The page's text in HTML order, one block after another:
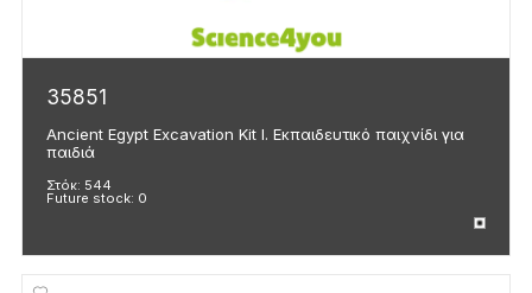
35851
Ancient Egypt Excavation Kit I. Εκπαιδευτικό παιχνίδι για
παιδιά
Στόκ: 544
Future stock: 0